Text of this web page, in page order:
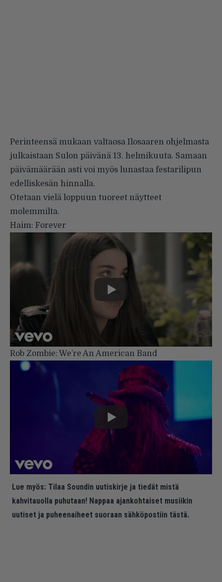
Perinteensä mukaan valtaosa Ilosaaren ohjelmasta
julkaistaan Sulon päivänä 13. helmikuuta. Samaan
päivämäärään asti voi myös lunastaa festarilipun
edelliskesän hinnalla.
Otetaan vielä loppuun tuoreet näytteet
molemmilta.
Haim: Forever
Rob Zombie: We’re An American Band
Lue myös: Tilaa Soundin uutiskirje ja tiedät mistä
kahvitauolla puhutaan! Nappaa ajankohtaiset musiikin
uutiset ja puheenaiheet suoraan sähköpostiin tästä.